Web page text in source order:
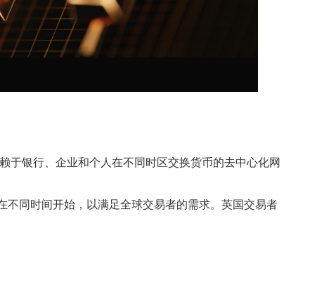
于银行、企业和个人在不同时区交换货币的去中心化网
同时间开始，以满足全球交易者的需求。英国交易者